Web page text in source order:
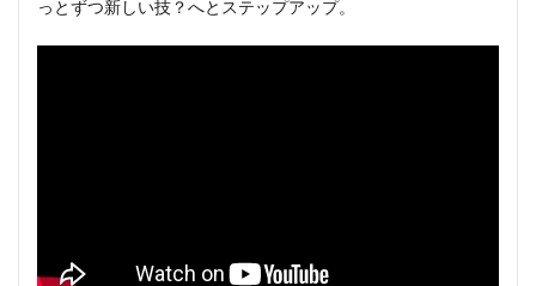
っとずつ新しい技？へとステップアップ。